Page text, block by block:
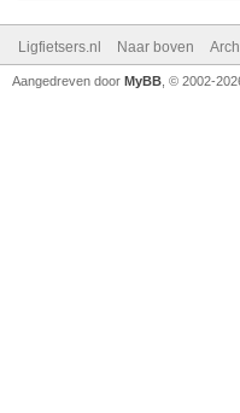
Ligfietsers.nl Naar boven
Aangedreven door MyBB , © 2002-